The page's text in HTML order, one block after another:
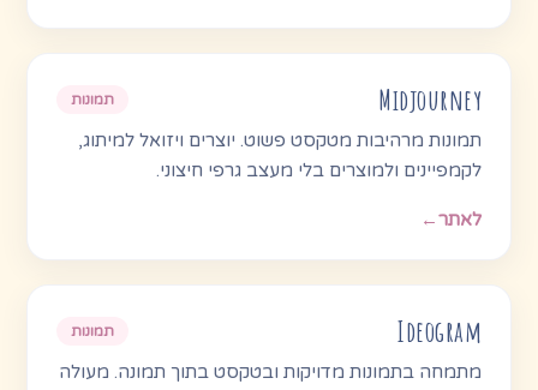
Midjourney תמונות
תמונות מרהיבות מטקסט פשוט. יוצרים ויזואל למיתוג,
לקמפיינים ולמוצרים בלי מעצב גרפי חיצוני.
לאתר←
Ideogram תמונות
מתמחה בתמונות מדויקות ובטקסט בתוך תמונה. מעולה